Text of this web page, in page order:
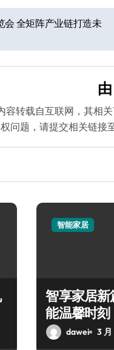
会 全矩阵产业链打造未
由
容转载自互联网，其相
问题，请提交相关链接
智能家居
智享家居
能温馨时刻
dawei 3